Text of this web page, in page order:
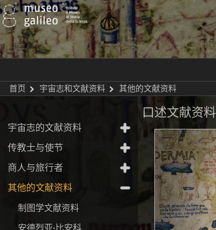
首页 宇宙志和文献资料 其他的文献资料
宇宙志的文献资料
传教士与使节
商人与旅行者
其他的文献资料
制图学文献资料
安德烈亚·比安科
口述文献资料